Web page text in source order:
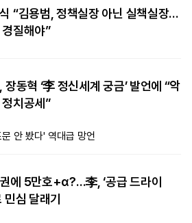
“김용범, 정책실장 아닌 실책실장…
질해야”
장동혁 ‘李 정신세계 궁금’ 발언에 “악
치공세”
안 봤다' 역대급 망언
에 5만호+α?…李, ‘공급 드라이
민심 달래기